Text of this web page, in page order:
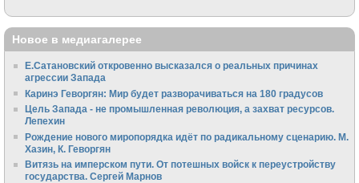
Новое в медиагалерее
Е.Сатановский откровенно высказался о реальных причинах
агрессии Запада
Каринэ Геворгян: Мир будет разворачиваться на 180 градусов
Цель Запада - не промышленная революция, а захват ресурсов.
Лепехин
Рождение нового миропорядка идёт по радикальному сценарию. М.
Хазин, К. Геворгян
Витязь на имперском пути. От потешных войск к переустройству
государства. Сергей Марнов